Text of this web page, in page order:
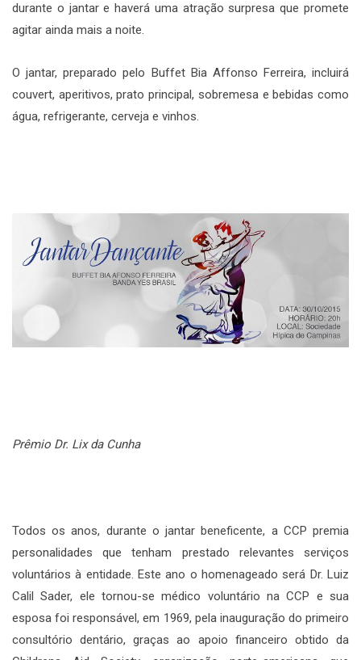
durante o jantar e haverá uma atração surpresa que promete
agitar ainda mais a noite.
O jantar, preparado pelo Buffet Bia Affonso Ferreira, incluirá
couvert, aperitivos, prato principal, sobremesa e bebidas como
água, refrigerante, cerveja e vinhos.
Prêmio Dr. Lix da Cunha
Todos os anos, durante o jantar beneficente, a CCP premia
personalidades que tenham prestado relevantes serviços
voluntários à entidade. Este ano o homenageado será Dr. Luiz
Calil Sader, ele tornou-se médico voluntário na CCP e sua
esposa foi responsável, em 1969, pela inauguração do primeiro
consultório dentário, graças ao apoio financeiro obtido da